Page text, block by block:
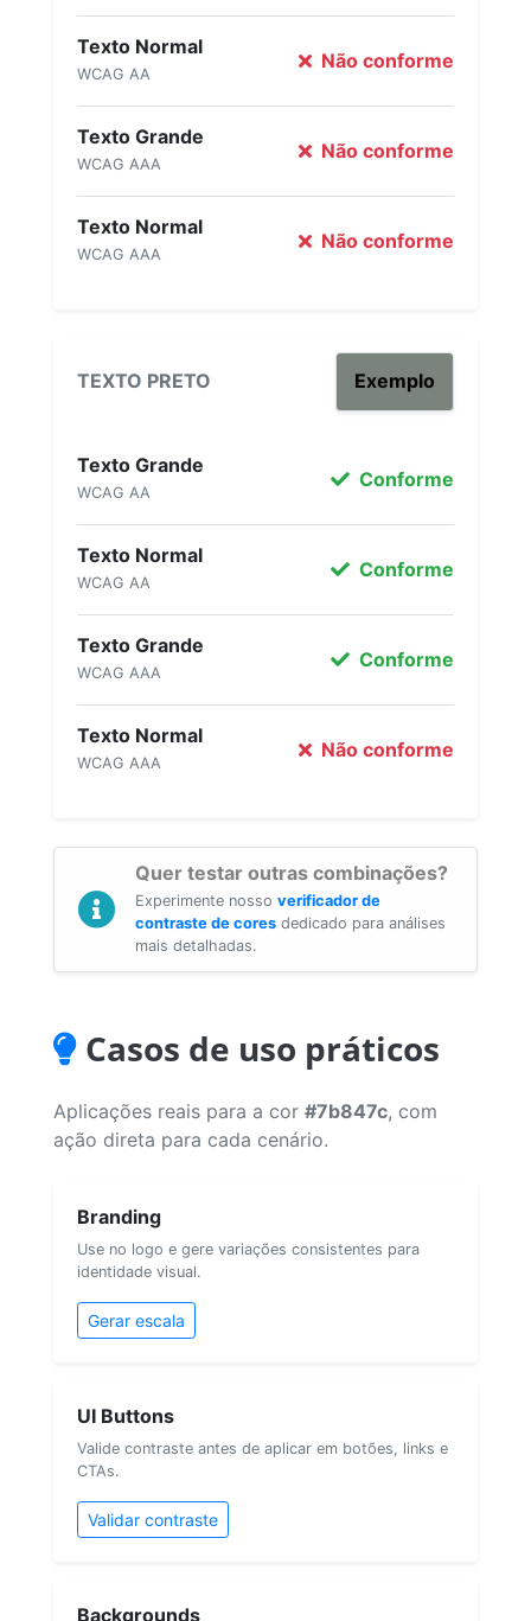
Texto Normal
WCAG AA
Não conforme
Texto Grande
WCAG AAA
Não conforme
Texto Normal
WCAG AAA
Não conforme
TEXTO PRETO Exemplo
Texto Grande
WCAG AA
Conforme
Texto Normal
WCAG AA
Conforme
Texto Grande
WCAG AAA
Conforme
Texto Normal
WCAG AAA
Não conforme
Quer testar outras combinações?
Experimente nosso verificador de
contraste de cores dedicado para análises
mais detalhadas.
Casos de uso práticos
Aplicações reais para a cor #7b847c, com
ação direta para cada cenário.
Branding
Use no logo e gere variações consistentes para
identidade visual.
Gerar escala
UI Buttons
Valide contraste antes de aplicar em botões, links e
CTAs.
Validar contraste
Backgrounds